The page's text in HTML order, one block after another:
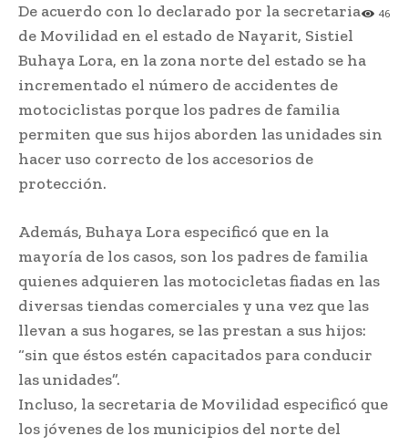
46
De acuerdo con lo declarado por la secretaria
de Movilidad en el estado de Nayarit, Sistiel
Buhaya Lora, en la zona norte del estado se ha
incrementado el número de accidentes de
motociclistas porque los padres de familia
permiten que sus hijos aborden las unidades sin
hacer uso correcto de los accesorios de
protección.
Además, Buhaya Lora especificó que en la
mayoría de los casos, son los padres de familia
quienes adquieren las motocicletas fiadas en las
diversas tiendas comerciales y una vez que las
llevan a sus hogares, se las prestan a sus hijos:
“sin que éstos estén capacitados para conducir
las unidades”.
Incluso, la secretaria de Movilidad especificó que
los jóvenes de los municipios del norte del